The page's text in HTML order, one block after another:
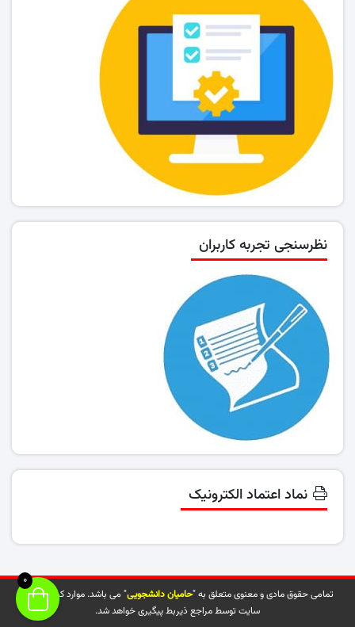
نظرسنجی تجربه کاربران
نماد اعتماد الکترونیک
تمامی حقوق مادی و معنوی متعلق به "حامیان دانشجویی" می باشد. موارد کپی شده از
سایت توسط مراجع ذیربط پیگیری خواهد شد.
0